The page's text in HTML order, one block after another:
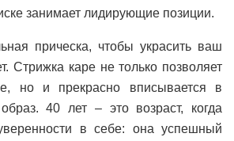
занимает лидирующие позиции.
прическа, чтобы украсить ваш
Стрижка каре не только позволяет
но и прекрасно вписывается в
40 лет – это возраст, когда
в себе: она успешный